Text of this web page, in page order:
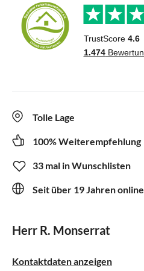
Tolle Lage
100% Weiterempfehlung
33 mal in Wunschlisten
Seit über 19 Jahren online
Herr R. Monserrat
Kontaktdaten anzeigen